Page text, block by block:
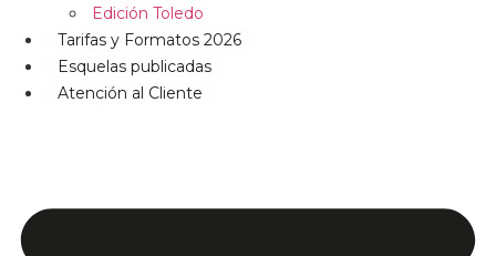
Edición Toledo
Tarifas y Formatos 2026
Esquelas publicadas
Atención al Cliente